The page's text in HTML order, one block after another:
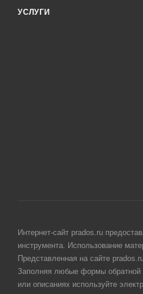
УСЛУГИ
Интернет-сайт prados.ru
инструмента. Использование
Представленная на сайте
Заполняя любые формы обратной
или описаниях используйте